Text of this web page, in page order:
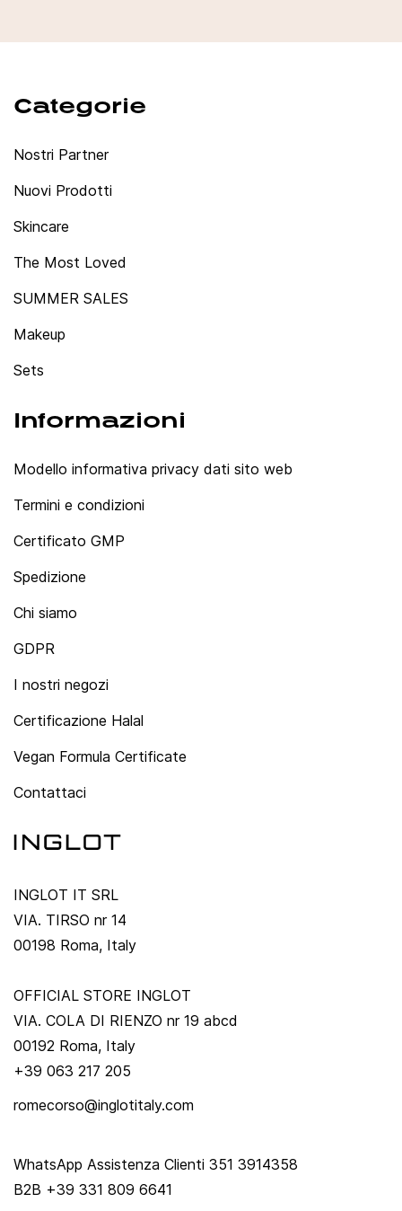
Categorie
Nostri Partner
Nuovi Prodotti
Skincare
The Most Loved
SUMMER SALES
Makeup
Sets
Informazioni
Modello informativa privacy dati sito web
Termini e condizioni
Certificato GMP
Spedizione
Chi siamo
GDPR
I nostri negozi
Certificazione Halal
Vegan Formula Certificate
Contattaci
INGLOT IT SRL
VIA. TIRSO nr 14
00198 Roma, Italy
OFFICIAL STORE INGLOT
VIA. COLA DI RIENZO nr 19 abcd
00192 Roma, Italy
+39 063 217 205
romecorso@inglotitaly.com
WhatsApp Assistenza Clienti 351 3914358
B2B +39 331 809 6641